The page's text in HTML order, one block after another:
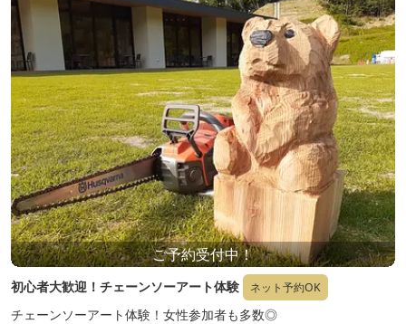
ご予約受付中！
初心者大歓迎！チェーンソーアート体験 ネット予約OK
チェーンソーアート体験！女性参加者も多数◎